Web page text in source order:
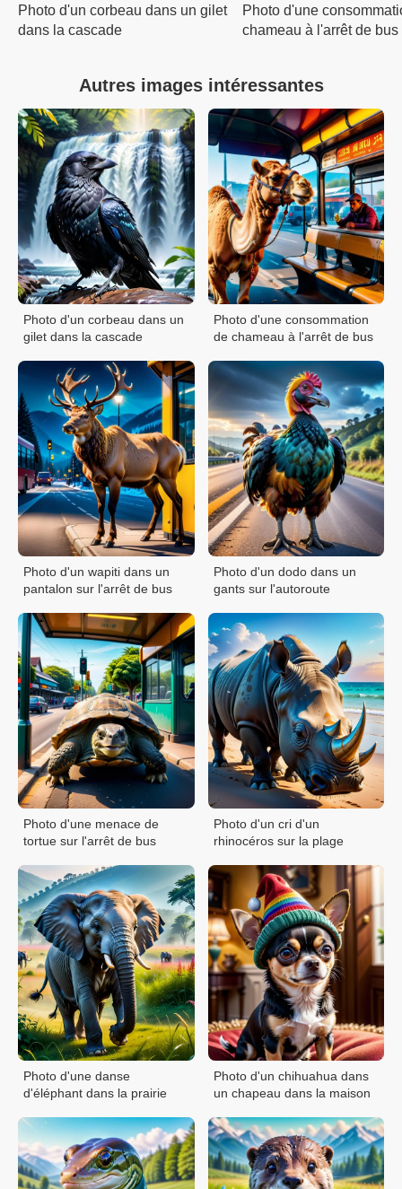
Photo d'un corbeau dans un gilet
dans la cascade
Photo d'une
chameau à l'arrêt de bus
Autres images intéressantes
Photo d'un corbeau dans un
gilet dans la cascade
Photo d'une consommation
de chameau à l'arrêt de bus
Photo d'un wapiti dans un
pantalon sur l'arrêt de bus
Photo d'un dodo dans un
gants sur l'autoroute
Photo d'une menace de
tortue sur l'arrêt de bus
Photo d'un cri d'un
rhinocéros sur la plage
Photo d'une danse
d'éléphant dans la prairie
Photo d'un chihuahua dans
un chapeau dans la maison